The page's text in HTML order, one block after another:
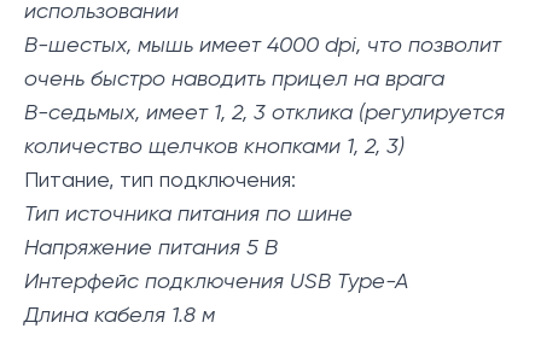
использовании
В-шестых, мышь имеет 4000 dpi, что позволит
очень быстро наводить прицел на врага
В-седьмых, имеет 1, 2, 3 отклика (регулируется
количество щелчков кнопками 1, 2, 3)
Питание, тип подключения:
Тип источника питания по шине
Напряжение питания 5 В
Интерфейс подключения USB Type-A
Длина кабеля 1.8 м